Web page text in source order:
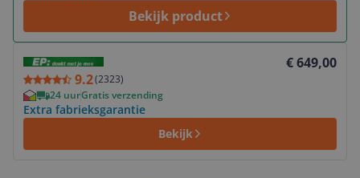
Bekijk product
9.2(2323)
€ 649,00
24 uurGratis verzending
Extra fabrieksgarantie
Bekijk